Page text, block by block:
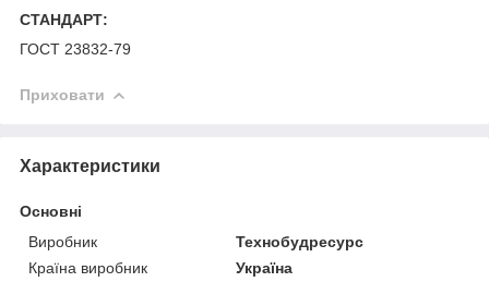
СТАНДАРТ:
ГОСТ 23832-79
Приховати
Характеристики
Основні
Виробник
Технобудресурс
Країна виробник
Україна